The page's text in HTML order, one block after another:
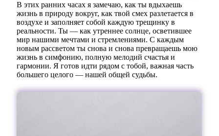
В этих ранних часах я замечаю, как ты вдыхаешь
жизнь в природу вокруг, как твой смех разлетается в
воздухе и заполняет собой каждую трещинку в
реальности. Ты — как утреннее солнце, осветившее
мир нашими мечтами и стремлениями. С каждым
новым рассветом ты снова и снова превращаешь мою
жизнь в симфонию, полную мелодий счастья и
гармонии. Я готов идти рядом с тобой, важная часть
большего целого — нашей общей судьбы.